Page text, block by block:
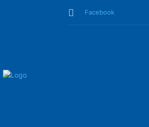
Facebook